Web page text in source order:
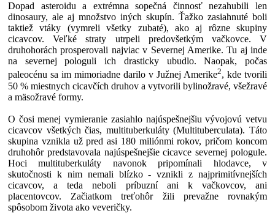
Dopad asteroidu a extrémna sopečná činnosť nezahubili len
dinosaury, ale aj množstvo iných skupín. Ťažko zasiahnuté boli
taktiež vtáky (vymreli všetky zubaté), ako aj rôzne skupiny
cicavcov. Veľké straty utrpeli predovšetkým vačkovce. V
druhohorách prosperovali najviac v Severnej Amerike. Tu aj inde
na severnej pologuli ich drasticky ubudlo. Naopak, počas
paleocénu sa im mimoriadne darilo v Južnej Amerike2, kde tvorili
50 % miestnych cicavčích druhov a vytvorili bylinožravé, všežravé
a mäsožravé formy.
O čosi menej vymieranie zasiahlo najúspešnejšiu vývojovú vetvu
cicavcov všetkých čias, multituberkuláty (Multituberculata). Táto
skupina vznikla už pred asi 180 miliónmi rokov, pričom koncom
druhohôr predstavovala najúspešnejšie cicavce severnej pologule.
Hoci multituberkuláty navonok pripomínali hlodavce, v
skutočnosti k nim nemali blízko - vznikli z najprimitívnejších
cicavcov, a teda neboli príbuzní ani k vačkovcov, ani
placentovcov. Začiatkom treťohôr žili prevažne rovnakým
spôsobom života ako veveričky.